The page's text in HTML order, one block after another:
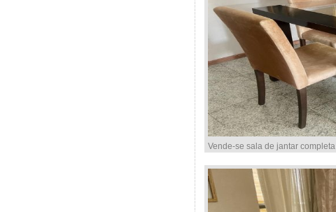
Vende-se sala de jantar completa